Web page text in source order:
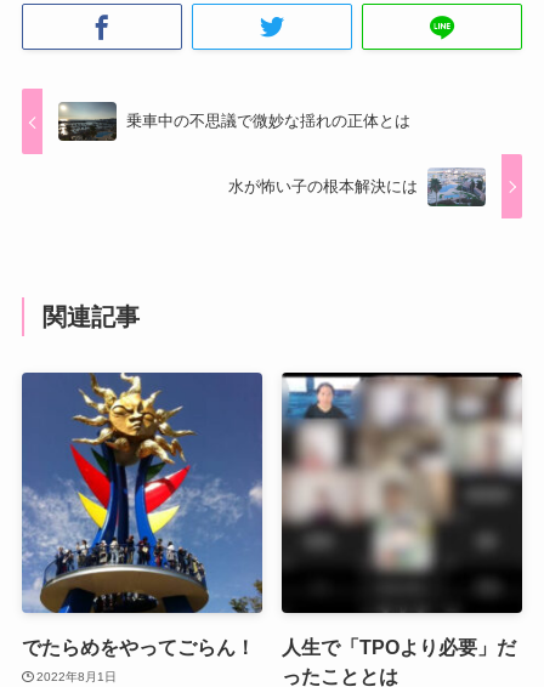
乗車中の不思議で微妙な揺れの正体とは
水が怖い子の根本解決には
関連記事
でたらめをやってごらん！
2022年8月1日
人生で「TPOより必要」だ
ったこととは